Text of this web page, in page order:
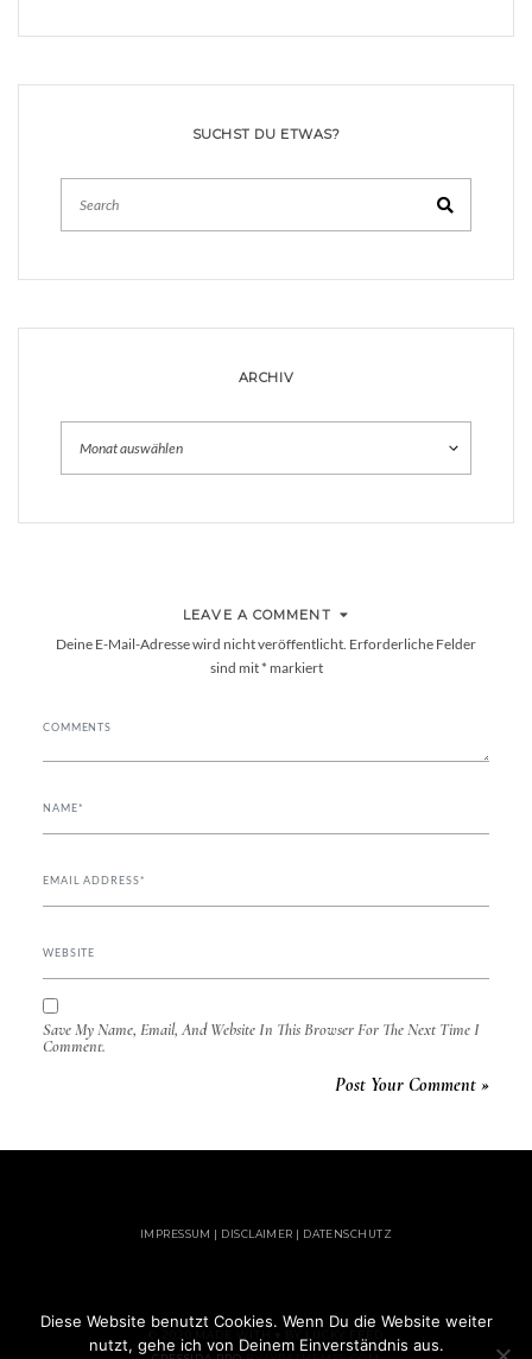
SUCHST DU ETWAS?
ARCHIV
LEAVE A COMMENT
Deine E-Mail-Adresse wird nicht veröffentlicht. Erforderliche Felder
sind mit* markiert
Save My Name, Email, And Website In This Browser For The Next Time I
Comment.
IMPRESSUM | DISCLAIMER | DATENSCHUTZ
Diese Website benutzt Cookies. Wenn Du die Website weiter
nutzt, gehe ich von Deinem Einverständnis aus.